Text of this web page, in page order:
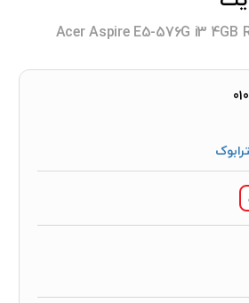
Acer Aspire E5-576G i3 4GB